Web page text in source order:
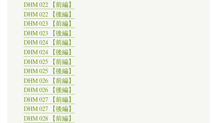
DHM 022 【前編】
DHM 022 【後編】
DHM 023 【前編】
DHM 023 【後編】
DHM 024 【前編】
DHM 024 【後編】
DHM 025 【前編】
DHM 025 【後編】
DHM 026 【前編】
DHM 026 【後編】
DHM 027 【前編】
DHM 027 【後編】
DHM 028 【前編】